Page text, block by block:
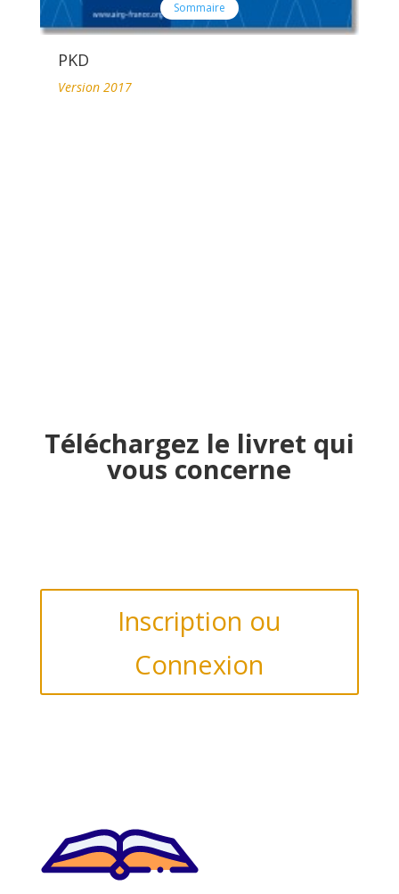
Sommaire
Téléchargez le livret qui
vous concerne
Inscription ou
Connexion